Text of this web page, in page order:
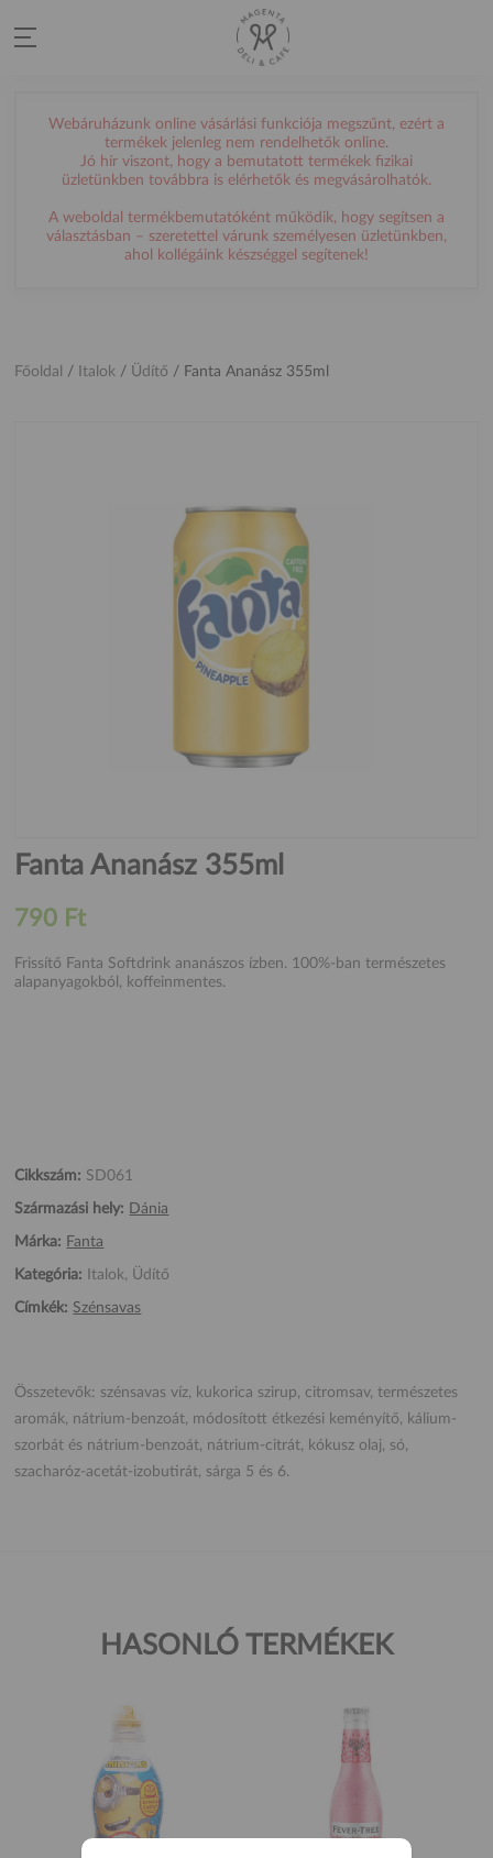
Webáruházunk online vásárlási funkciója megszűnt, ezért a
termékek jelenleg nem rendelhetők online.
Jó hír viszont, hogy a bemutatott termékek fizikai
üzletünkben továbbra is elérhetők és megvásárolhatók.
A weboldal termékbemutatóként működik, hogy segítsen a
választásban – szeretettel várunk személyesen üzletünkben,
ahol kollégáink készséggel segítenek!
Főoldal / Italok / Üdítő / Fanta Ananász 355ml
Fanta Ananász 355ml
790 Ft
Frissítő Fanta Softdrink ananászos ízben. 100%-ban természetes
alapanyagokból, koffeinmentes.
Cikkszám: SD061
Származási hely: Dánia
Márka: Fanta
Kategória: Italok, Üdítő
Címkék: Szénsavas
Összetevők: szénsavas víz, kukorica szirup, citromsav, természetes
aromák, nátrium-benzoát, módosított étkezési keményítő, kálium-
szorbát és nátrium-benzoát, nátrium-citrát, kókusz olaj, só,
szacharóz-acetát-izobutirát, sárga 5 és 6.
HASONLÓ TERMÉKEK